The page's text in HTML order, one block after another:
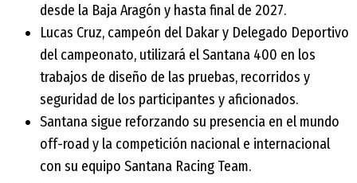
desde la Baja Aragón y hasta final de 2027.
Lucas Cruz, campeón del Dakar y Delegado Deportivo
del campeonato, utilizará el Santana 400 en los
trabajos de diseño de las pruebas, recorridos y
seguridad de los participantes y aficionados.
Santana sigue reforzando su presencia en el mundo
off-road y la competición nacional e internacional
con su equipo Santana Racing Team.